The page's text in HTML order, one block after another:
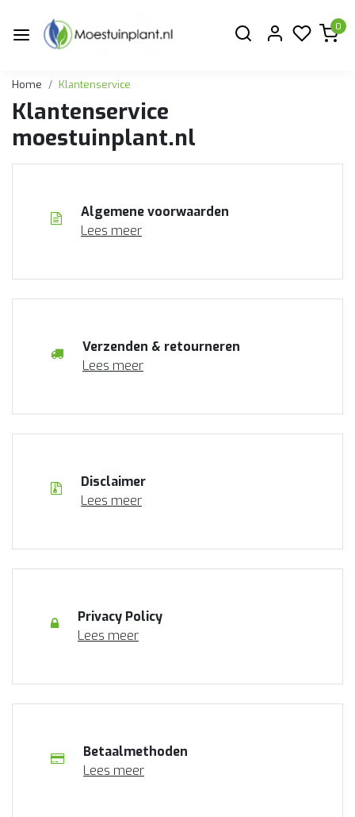
0
Home Klantenservice
Klantenservice
moestuinplant.nl
Algemene voorwaarden
Lees meer
Verzenden & retourneren
Lees meer
Disclaimer
Lees meer
Privacy Policy
Lees meer
Betaalmethoden
Lees meer